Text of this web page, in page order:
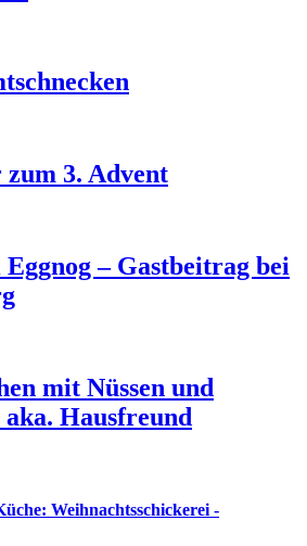
3. Advent
Eggnog – Gastbeitrag bei
mit Nüssen und
aka. Hausfreund
Weihnachtsschickerei -